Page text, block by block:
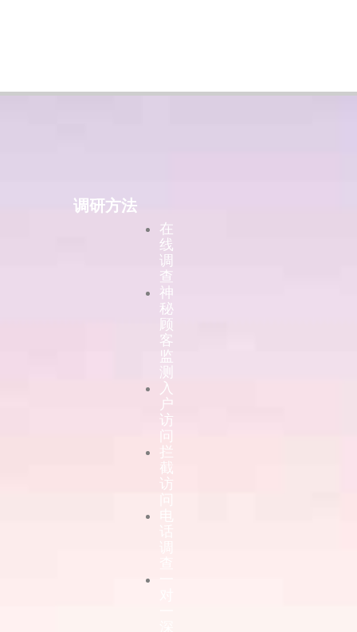
调研方法
在
线
调
查
神
秘
顾
客
监
测
入
户
访
问
拦
截
访